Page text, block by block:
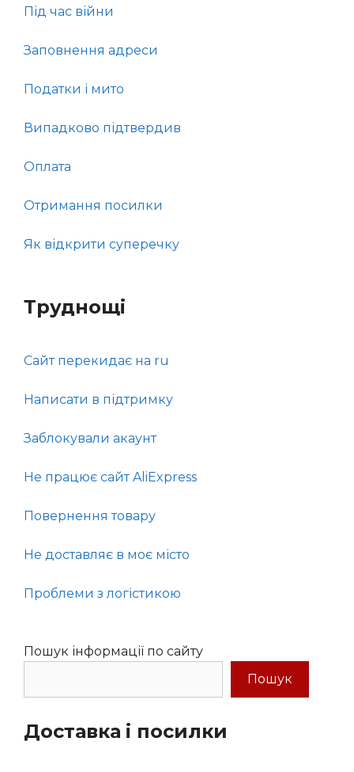
Під час війни
Заповнення адреси
Податки і мито
Випадково підтвердив
Оплата
Отримання посилки
Як відкрити суперечку
Труднощі
Сайт перекидає на ru
Написати в підтримку
Заблокували акаунт
Не працює сайт AliExpress
Повернення товару
Не доставляє в моє місто
Проблеми з логістикою
Пошук інформації по сайту
Пошук
Доставка і посилки